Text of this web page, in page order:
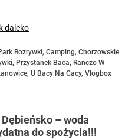
daleko
Rozrywki, Camping, Chorzowskie
, Przystanek Baca, Ranczo W
, U Bacy Na Cacy, Vlogbox
Dębieńsko – woda
do spożycia!!!